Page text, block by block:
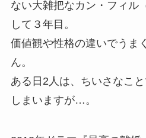
ない大雑把なカン・フィル
して３年目。
価値観や性格の違いでうま
ん。
ある日2人は、ちいさなこ
しまいますが…。